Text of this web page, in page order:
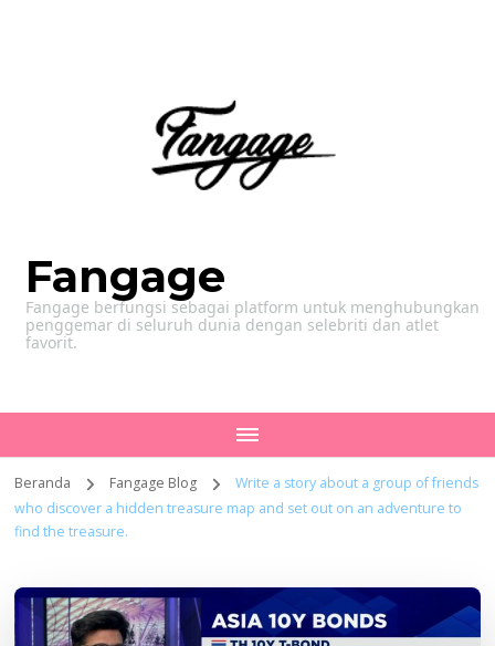
Fangage
Fangage berfungsi sebagai platform untuk menghubungkan
penggemar di seluruh dunia dengan selebriti dan atlet
favorit.
Beranda Fangage Blog
Write a story about a group of friends
who discover a hidden treasure map and set out on an adventure to
find the treasure.